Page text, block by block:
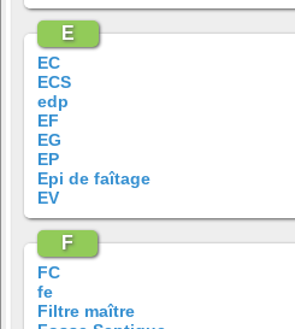
E
EC
ECS
edp
EF
EG
EP
Epi de faîtage
EV
F
FC
fe
Filtre maître